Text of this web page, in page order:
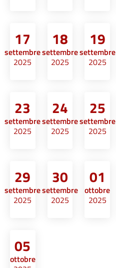
17
settembre
2025
18
settembre
2025
19
settembre
2025
23
settembre
2025
24
settembre
2025
25
settembre
2025
29
settembre
2025
30
settembre
2025
01
ottobre
2025
05
ottobre